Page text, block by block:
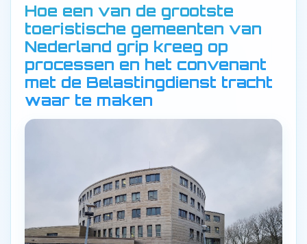
Hoe een van de grootste
toeristische gemeenten van
Nederland grip kreeg op
processen en het convenant
met de Belastingdienst tracht
waar te maken